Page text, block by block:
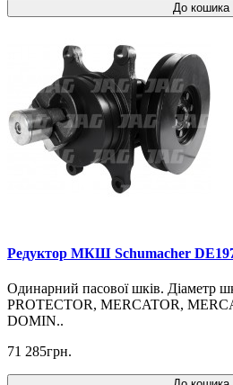
До кошика
Редуктор МКШ Schumacher
Одинарний пасової шків. Діаметр
PROTECTOR, MERCATOR,
DOMIN..
71 285грн.